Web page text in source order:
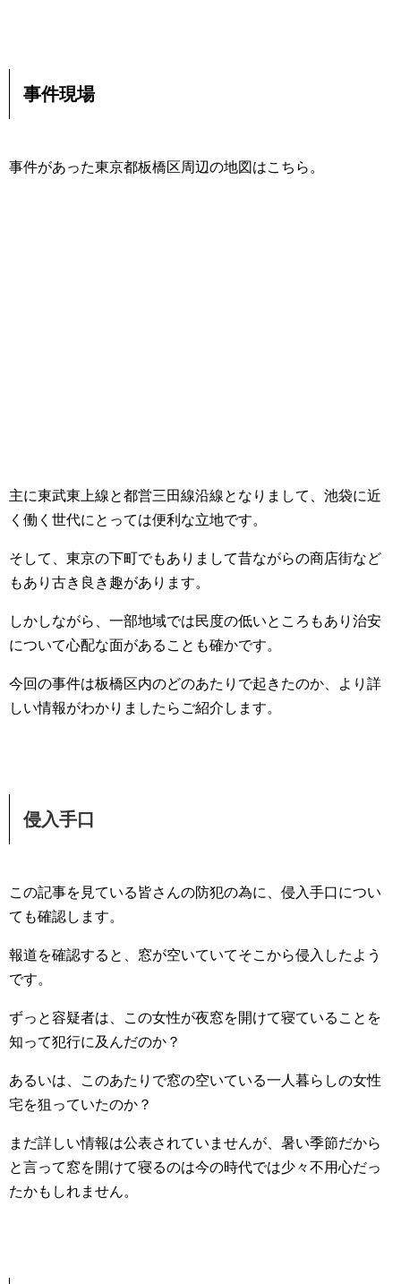
事件現場
事件があった東京都板橋区周辺の地図はこちら。
主に東武東上線と都営三田線沿線となりまして、池袋に近
く働く世代にとっては便利な立地です。
そして、東京の下町でもありまして昔ながらの商店街など
もあり古き良き趣があります。
しかしながら、一部地域では民度の低いところもあり治安
について心配な面があることも確かです。
今回の事件は板橋区内のどのあたりで起きたのか、より詳
しい情報がわかりましたらご紹介します。
侵入手口
この記事を見ている皆さんの防犯の為に、侵入手口につい
ても確認します。
報道を確認すると、窓が空いていてそこから侵入したよう
です。
ずっと容疑者は、この女性が夜窓を開けて寝ていることを
知って犯行に及んだのか？
あるいは、このあたりで窓の空いている一人暮らしの女性
宅を狙っていたのか？
まだ詳しい情報は公表されていませんが、暑い季節だから
と言って窓を開けて寝るのは今の時代では少々不用心だっ
たかもしれません。